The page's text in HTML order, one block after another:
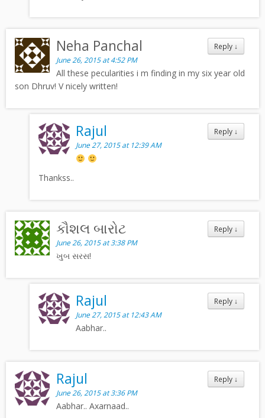
Reply ↓
Neha Panchal
June 26, 2015 at 4:52 PM
All these pecularities i m finding in my six year old
son Dhruv! V nicely written!
Reply ↓
Rajul
June 27, 2015 at 12:39 AM
Thankss..
Reply ↓
કૌશલ બારોટ
June 26, 2015 at 3:38 PM
ખુબ સરસ!
Reply ↓
Rajul
June 27, 2015 at 12:43 AM
Aabhar..
Reply ↓
Rajul
June 26, 2015 at 3:36 PM
Aabhar.. Axarnaad..